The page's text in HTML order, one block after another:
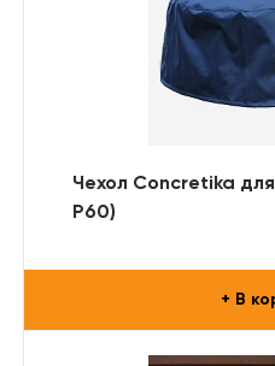
Чехол Concretika
Р60)
+ В